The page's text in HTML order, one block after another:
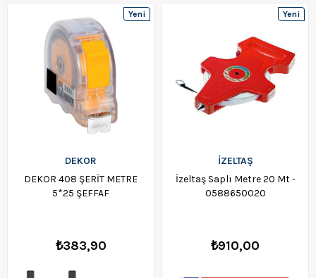
DEKOR
DEKOR 408 ŞERİT METRE
5*25 ŞEFFAF
₺383,90
Yeni
İZELTAŞ
İzeltaş Saplı Metre 20 Mt -
0588650020
₺910,00
Yeni